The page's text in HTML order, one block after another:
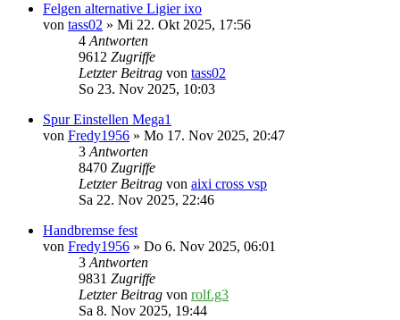
Felgen alternative Ligier ixo
von tass02 » Mi 22. Okt 2025, 17:56
4Antworten
9612 Zugriffe
Letzter Beitrag von tass02
So 23. Nov 2025, 10:03
Spur Einstellen Mega1
von Fredy1956 » Mo 17. Nov 2025, 20:47
3Antworten
8470 Zugriffe
Letzter Beitrag von aixi cross vsp
Sa 22. Nov 2025, 22:46
Handbremse fest
von Fredy1956 » Do 6. Nov 2025, 06:01
3Antworten
9831 Zugriffe
Letzter Beitrag von rolf.g3
Sa 8. Nov 2025, 19:44